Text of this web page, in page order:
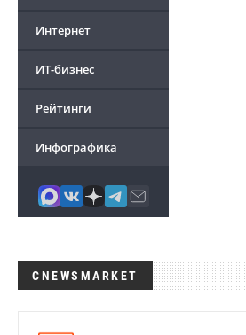
Интернет
ИТ-бизнес
Рейтинги
Инфографика
CNEWSMARKET